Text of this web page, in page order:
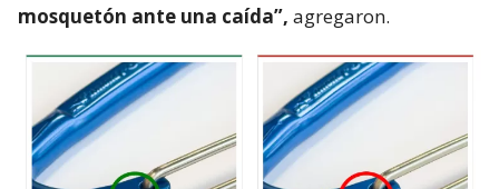
mosquetón ante una caída”, agregaron.